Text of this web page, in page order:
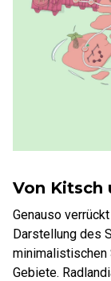
Von Kitsch
Genauso
Darstellung des
minimalistischen
Gebiete.